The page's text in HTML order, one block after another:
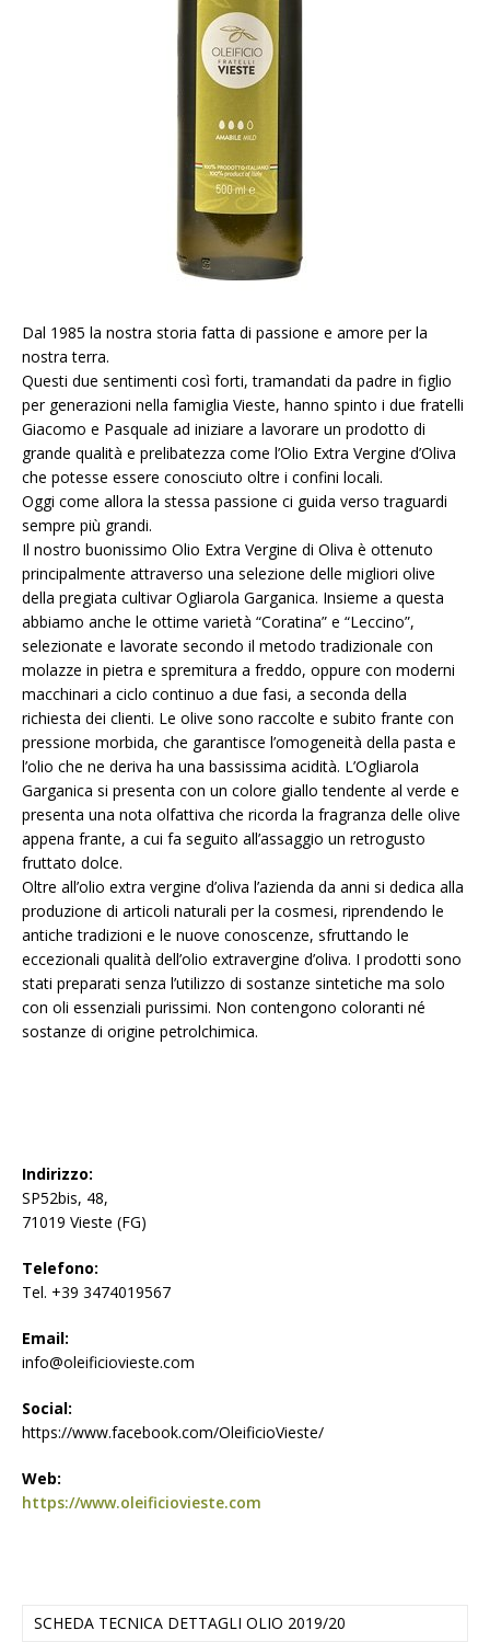
Dal 1985 la nostra storia fatta di passione e amore per la
nostra terra.
Questi due sentimenti così forti, tramandati da padre in figlio
per generazioni nella famiglia Vieste, hanno spinto i due fratelli
Giacomo e Pasquale ad iniziare a lavorare un prodotto di
grande qualità e prelibatezza come l’Olio Extra Vergine d’Oliva
che potesse essere conosciuto oltre i confini locali.
Oggi come allora la stessa passione ci guida verso traguardi
sempre più grandi.
Il nostro buonissimo Olio Extra Vergine di Oliva è ottenuto
principalmente attraverso una selezione delle migliori olive
della pregiata cultivar Ogliarola Garganica. Insieme a questa
abbiamo anche le ottime varietà “Coratina” e “Leccino”,
selezionate e lavorate secondo il metodo tradizionale con
molazze in pietra e spremitura a freddo, oppure con moderni
macchinari a ciclo continuo a due fasi, a seconda della
richiesta dei clienti. Le olive sono raccolte e subito frante con
pressione morbida, che garantisce l’omogeneità della pasta e
l’olio che ne deriva ha una bassissima acidità. L’Ogliarola
Garganica si presenta con un colore giallo tendente al verde e
presenta una nota olfattiva che ricorda la fragranza delle olive
appena frante, a cui fa seguito all’assaggio un retrogusto
fruttato dolce.
Oltre all’olio extra vergine d’oliva l’azienda da anni si dedica alla
produzione di articoli naturali per la cosmesi, riprendendo le
antiche tradizioni e le nuove conoscenze, sfruttando le
eccezionali qualità dell’olio extravergine d’oliva. I prodotti sono
stati preparati senza l’utilizzo di sostanze sintetiche ma solo
con oli essenziali purissimi. Non contengono coloranti né
sostanze di origine petrolchimica.
Indirizzo:
SP52bis, 48,
71019 Vieste (FG)
Telefono:
Tel. +39 3474019567
Email:
info@oleificiovieste.com
Social:
https://www.facebook.com/OleificioVieste/
Web:
https://www.oleificiovieste.com
SCHEDA TECNICA DETTAGLI OLIO 2019/20